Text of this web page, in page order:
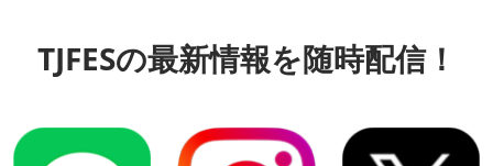
TJFESの最新情報を随時配信！